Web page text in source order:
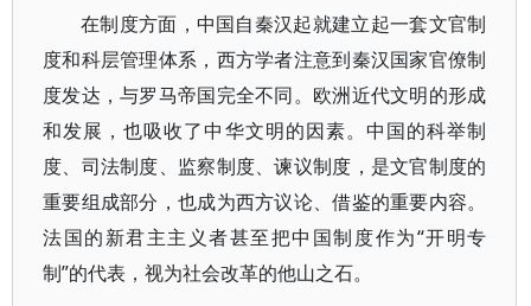
在制度方面，中国自秦汉起就建立起一套文官制
度和科层管理体系，西方学者注意到秦汉国家官僚制
度发达，与罗马帝国完全不同。欧洲近代文明的形成
和发展，也吸收了中华文明的因素。中国的科举制
度、司法制度、监察制度、谏议制度，是文官制度的
重要组成部分，也成为西方议论、借鉴的重要内容。
法国的新君主主义者甚至把中国制度作为“开明专
制”的代表，视为社会改革的他山之石。